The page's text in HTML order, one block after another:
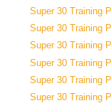
Super 30 Training
Super 30 Training
Super 30 Training
Super 30 Training
Super 30 Training
Super 30 Training